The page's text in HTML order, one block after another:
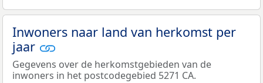
Inwoners naar land van herkomst per
jaar
Gegevens over de herkomstgebieden van de
inwoners in het postcodegebied 5271 CA.